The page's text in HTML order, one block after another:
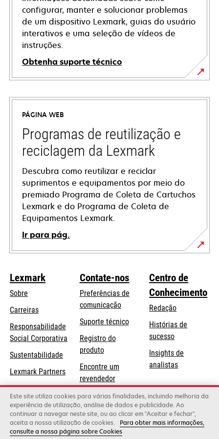
configurar, manter e solucionar problemas
de um dispositivo Lexmark, guias do usuário
interativos e uma seleção de vídeos de
instruções.
Obtenha suporte técnico
opens
in
new
tab
PÁGINA WEB
Programas de reutilização e
reciclagem da Lexmark
Descubra como reutilizar e reciclar
suprimentos e equipamentos por meio do
premiado Programa de Coleta de Cartuchos
Lexmark e do Programa de Coleta de
Equipamentos Lexmark.
Ir para pág.
Lexmark
Sobre
Carreiras
Responsabilidade
Social Corporativa opens
new
tab
Sustentabilidade
Lexmark Partners
Contate-nos
Preferências de
comunicação
Suporte técnicoopens
Registro do
produto
Encontre um
revendedor
Lista de
atacadistas
Centro de
Conhecimento
Redação
Histórias de
sucesso
Insights de
analistas
Lexmark International, Inc., uma empresa da Xerox
Este site utiliza cookies para várias finalidades, incluindo melhoria da
experiência de utilização, análise de dados e publicidade. Ao
continuar a navegar neste site, ou ao clicar em "Aceitar e fechar",
aceita a nossa utilização de cookies.
Para obter mais informações,
consulte a nossa página sobre Cookies